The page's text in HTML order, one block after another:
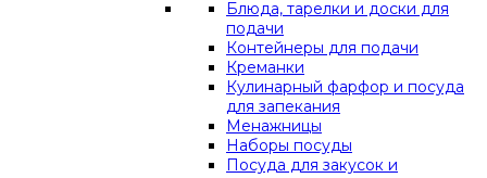
Блюда, тарелки и доски для
подачи
Контейнеры для подачи
Креманки
Кулинарный фарфор и посуда
для запекания
Менажницы
Наборы посуды
Посуда для закусок и